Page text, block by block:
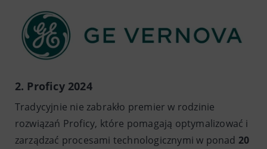
2. Proficy 2024
Tradycyjnie nie zabrakło premier w rodzinie
rozwiązań Proficy, które pomagają optymalizować i
zarządzać procesami technologicznymi w ponad 20